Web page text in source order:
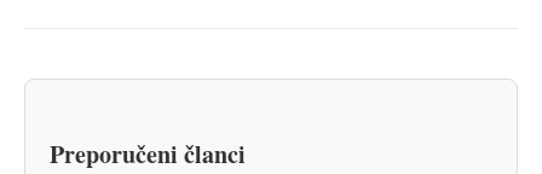
Preporučeni članci